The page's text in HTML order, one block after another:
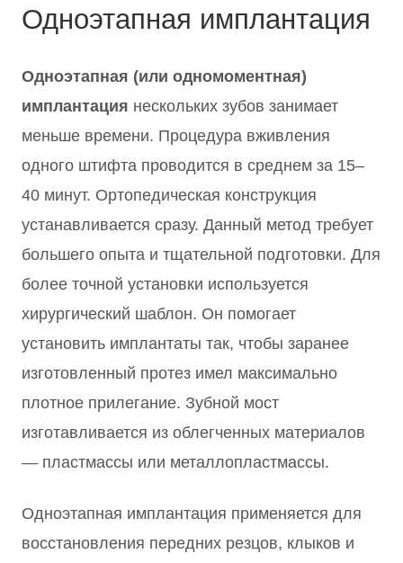
Одноэтапная имплантация
Одноэтапная (или одномоментная)
имплантация нескольких зубов занимает
меньше времени. Процедура вживления
одного штифта проводится в среднем за 15–
40 минут. Ортопедическая конструкция
устанавливается сразу. Данный метод требует
большего опыта и тщательной подготовки. Для
более точной установки используется
хирургический шаблон. Он помогает
установить имплантаты так, чтобы заранее
изготовленный протез имел максимально
плотное прилегание. Зубной мост
изготавливается из облегченных материалов
— пластмассы или металлопластмассы.
Одноэтапная имплантация применяется для
восстановления передних резцов, клыков и